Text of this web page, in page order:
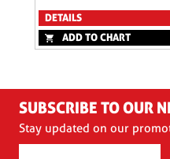
DETAILS
ADD TO CHART
SUBSCRIBE TO OUR
Stay updated on our